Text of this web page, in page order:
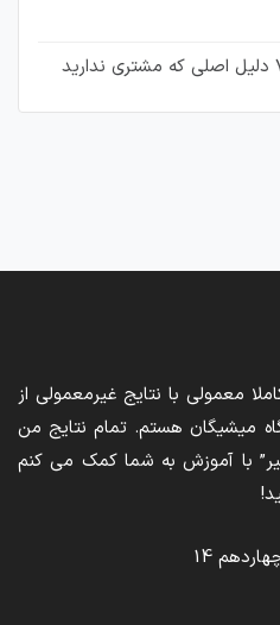
معمولی با نتایج غیرمعمولی از
میشیگان هستم. تمام نتایج من
با آموزش به شما کمک می کنم
14